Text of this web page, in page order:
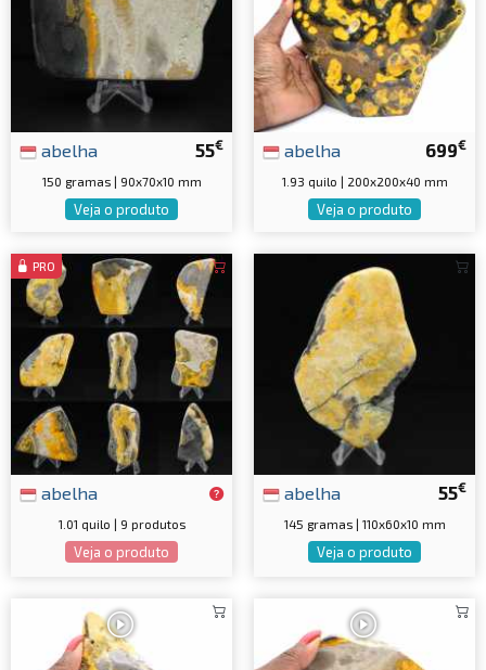
55€
abelha
150 gramas | 90x70x10 mm
Veja o produto
699€
abelha
1.93 quilo | 200x200x40 mm
Veja o produto
PRO
abelha
1.01 quilo | 9 produtos
Veja o produto
55€
abelha
145 gramas | 110x60x10 mm
Veja o produto